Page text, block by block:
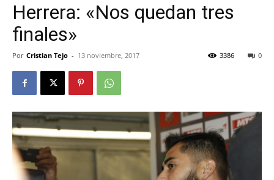
Herrera: «Nos quedan tres
finales»
Por Cristian Tejo - 13 noviembre, 2017 0
3386